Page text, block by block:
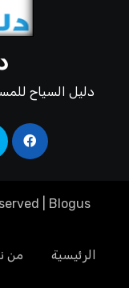
دليل السياح
Blogus
الرئيسية
من